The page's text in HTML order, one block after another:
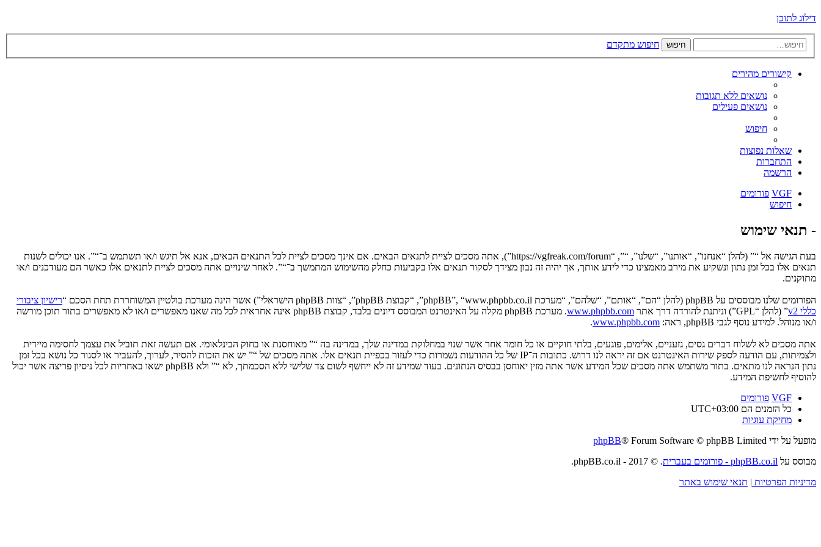
דילוג לתוכן
חיפוש חיפוש מתקדם
קישורים מהירים
נושאים ללא תגובות
נושאים פעילים
חיפוש
שאלות נפוצות
התחברות
הרשמה
VGF פורומים
חיפוש
- תנאי שימוש
בעת הגישה אל “” (להלן “אנחנו”, “אותנו”, “שלנו”, “”, “https://vgfreak.com/forum”), אתה מסכים לציית לתנאים הבאים. אם אינך מסכים לציית לכל התנאים הבאים, אנא אל תיגש ו/או תשתמש ב־“”. אנו יכולים לשנות
תנאים אלו בכל זמן נתון ונשקיע את מירב מאמצינו כדי לידע אותך, אך יהיה זה נבון מצידך לסקור תנאים אלו בקביעות כחלק מהשימוש המתמשך ב־“”. לאחר שינויים אתה מסכים לציית לתנאים אלו כאשר הם מעודכנים ו/או
מתוקנים.
הפורומים שלנו מבוססים על phpBB (להלן “הם”, “אותם”, “שלהם”, “מערכת phpBB”, “www.phpbb.co.il”, “קבוצת phpBB”, “צוות phpBB הישראלי”) אשר הינה מערכת בולטיין המשוחררת תחת הסכם “
רישיון ציבורי
כללי v2
” (להלן “GPL”) וניתנת להורדה דרך אתר www.phpbb.com
. מערכת phpBB מקלה על האינטרנט המבוסס דיונים בלבד, קבוצת phpBB אינה אחראית לכל מה שאנו מאפשרים ו/או לא מאפשרים בתור תוכן מורשה
ו/או מנוהל. למידע נוסף לגבי phpBB, ראה:
www.phpbb.com
.
אתה מסכים לא לשלוח דברים גסים, גזעניים, אלימים, פוגעים, בלתי חוקיים או כל חומר אחר אשר שנוי במחלוקת במדינה שלך, במדינה בה “” מאוחסנת או בחוק הבינלאומי. אם תעשה זאת תוביל את עצמך לחסימה מיידית
ולצמיתות, עם הודעה לספק שירות האינטרנט אם זה יראה לנו דרוש. כתובות ה־IP של כל ההודעות נשמרות כדי לעזור בכפיית תנאים אלו. אתה מסכים של “” יש את הזכות להסיר, לערוך, להעביר או לסגור כל נושא בכל זמן
נתון הנראה לנו מתאים. בתור משתמש אתה מסכים שכל המידע אשר אתה מזין יאוחסן בבסיס הנתונים. בעוד שמידע זה לא ייחשף לשום צד שלישי ללא הסכמתך, לא “” ולא phpBB ישאו באחריות לכל ניסיון פריצה אשר יכול
להוסיף לחשיפת המידע.
VGF פורומים
כל הזמנים הם UTC+03:00
מחיקת עוגיות
מופעל על ידי
phpBB® Forum Software © phpBB Limited
מבוסס על phpBB.co.il - פורומים בעברית
. © 2017 - phpBB.co.il.
מדיניות הפרטיות | תנאי שימוש באתר